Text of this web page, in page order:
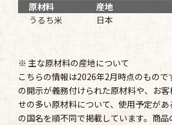
原材料 産地
うるち米
日本
※ 主な原材料の産地について
こちらの情報は2026年2月時点のもので
の開示が義務付けられた原材料や、お
せの多い原材料について、使用予定が
の国名を順不同で掲載しています。商品